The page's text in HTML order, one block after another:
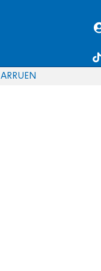
EN
RU
AR